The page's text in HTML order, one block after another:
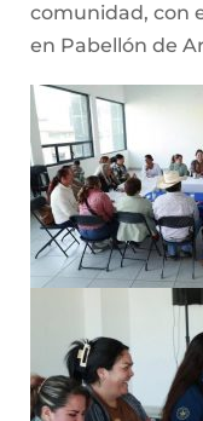
comunidad, con
en Pabellón de